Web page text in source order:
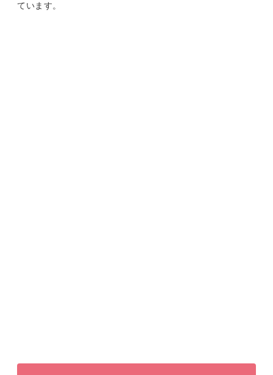
ています。